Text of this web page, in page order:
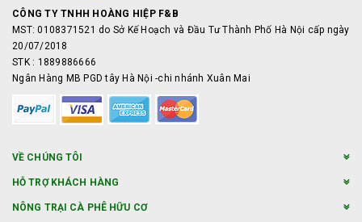
CÔNG TY TNHH HOÀNG HIỆP F&B
MST: 0108371521 do Sở Kế Hoạch và Đầu Tư Thành Phố Hà Nội cấp ngày
20/07/2018
STK : 1889886666
Ngân Hàng MB PGD tây Hà Nội -chi nhánh Xuân Mai
VỀ CHÚNG TÔI
HỖ TRỢ KHÁCH HÀNG
NÔNG TRẠI CÀ PHÊ HỮU CƠ